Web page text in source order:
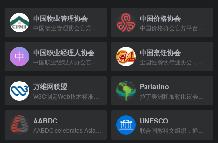
中国物业管理协会 中国价格协会
中国职业经理人协会 中国烹饪协会
万维网联盟 Parlatino
AABDC UNESCO